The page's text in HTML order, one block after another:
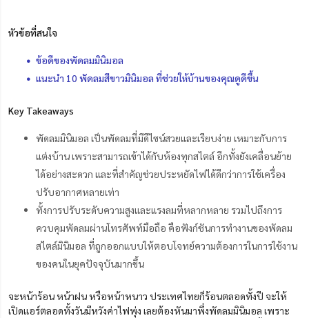
หัวข้อที่สนใจ
ข้อดีของพัดลมมินิมอล
แนะนำ 10 พัดลมสีขาวมินิมอล ที่ช่วยให้บ้านของคุณดูดีขึ้น
Key Takeaways
พัดลมมินิมอล เป็นพัดลมที่มีดีไซน์สวยและเรียบง่าย เหมาะกับการ
แต่งบ้าน เพราะสามารถเข้าได้กับห้องทุกสไตล์ อีกทั้งยังเคลื่อนย้าย
ได้อย่างสะดวก และที่สำคัญช่วยประหยัดไฟได้ดีกว่าการใช้เครื่อง
ปรับอากาศหลายเท่า
ทั้งการปรับระดับความสูงและแรงลมที่หลากหลาย รวมไปถึงการ
ควบคุมพัดลมผ่านโทรศัพท์มือถือ คือฟังก์ชันการทำงานของพัดลม
สไตล์มินิมอล ที่ถูกออกแบบให้ตอบโจทย์ความต้องการในการใช้งาน
ของคนในยุคปัจจุบันมากขึ้น
จะหน้าร้อน หน้าฝน หรือหน้าหนาว ประเทศไทยก็ร้อนตลอดทั้งปี จะให้
เปิดแอร์ตลอดทั้งวันมีหวังค่าไฟพุ่ง เลยต้องหันมาพึ่งพัดลมมินิมอล เพราะ